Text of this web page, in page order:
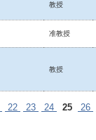
教授
准教授
教授
22 23 24 25 26